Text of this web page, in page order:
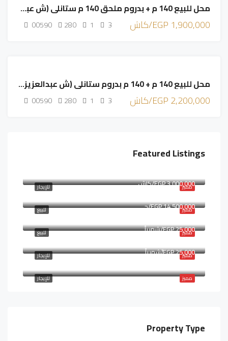
مميز
محل للبيع 140 م + بدروم ملحق 140 م ستانلي (ش عبدالعزيز فهمي
1,900,000 EGP/كاش 3
1
280
00590
مميز
محل للبيع 140 م + 140 م بدروم ستانلي (ش عبدالعزيز فهمي )
2,200,000 EGP/كاش 3
1
280
00590
Featured Listings
للإيجار مميز
14,000 EGP/شهرياً
للبيع مميز
3,000,000 EGP/كاش
للبيع مميز
14,500,000 EGP/ج
للإيجار مميز
25,000 EGP/شهرياً
للإيجار مميز
25,000 EGP/ًشهرياً
Property Type